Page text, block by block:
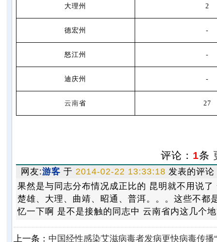
大理州 2
德宏州 -
怒江州 -
迪庆州 -
云南省 27
评论： 1条
网友:游客 于 2014-02-22 13:33:18 发表的评论
果然是与同志分布情况成正比的 昆明就不用说
楚雄、大理、曲靖、昭通、普洱。。。这些不都
忆一下啊 是不是接触的同志中 云南省内这几个
上一条： 中国经性感染艾滋病毒者发病更快病毒传播